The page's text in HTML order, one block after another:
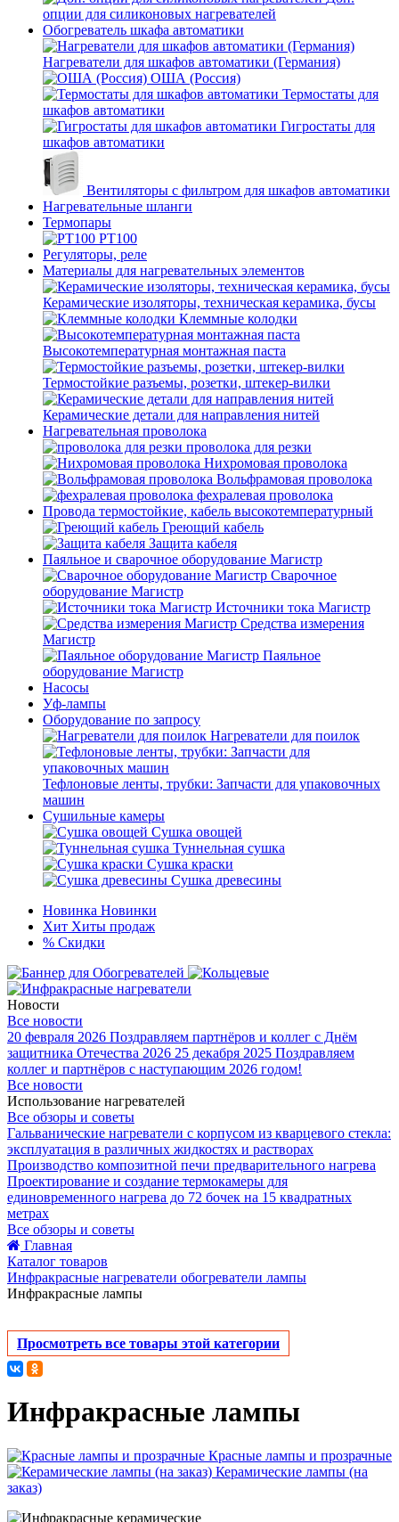
опции для силиконовых нагревателей
Обогреватель шкафа автоматики
Нагреватели для шкафов автоматики (Германия)
ОША (Россия)
Термостаты для
шкафов автоматики
Гигростаты для
шкафов автоматики
Вентиляторы с фильтром для шкафов автоматики
Нагревательные шланги
Термопары
PT100
Регуляторы, реле
Материалы для нагревательных элементов
Керамические изоляторы, техническая керамика, бусы
Клеммные колодки
Высокотемпературная монтажная паста
Термостойкие разъемы, розетки, штекер-вилки
Керамические детали для направления нитей
Нагревательная проволока
проволока для резки
Нихромовая проволока
Вольфрамовая проволока
фехралевая проволока
Провода термостойкие, кабель высокотемпературный
Греющий кабель
Защита кабеля
Паяльное и сварочное оборудование Магистр
Сварочное
оборудование Магистр
Источники тока Магистр
Средства измерения
Магистр
Паяльное
оборудование Магистр
Насосы
Уф-лампы
Оборудование по запросу
Нагреватели для поилок
Тефлоновые ленты, трубки: Запчасти для упаковочных
машин
Сушильные камеры
Сушка овощей
Туннельная сушка
Сушка краски
Сушка древесины
Новинка Новинки
Хит Хиты продаж
% Скидки
Новости
Все новости
20 февраля 2026 Поздравляем партнёров и коллег с Днём
защитника Отечества 2026 25 декабря 2025 Поздравляем
коллег и партнёров с наступающим 2026 годом!
Все новости
Использование нагревателей
Все обзоры и советы
Гальванические нагреватели с корпусом из кварцевого стекла:
эксплуатация в различных жидкостях и растворах
Производство композитной печи предварительного нагрева
Проектирование и создание термокамеры для
единовременного нагрева до 72 бочек на 15 квадратных
метрах
Все обзоры и советы
Главная
Каталог товаров
Инфракрасные нагреватели обогреватели лампы
Инфракрасные лампы
Просмотреть все товары этой категории
Инфракрасные лампы
Красные лампы и прозрачные
Керамические лампы (на
заказ)